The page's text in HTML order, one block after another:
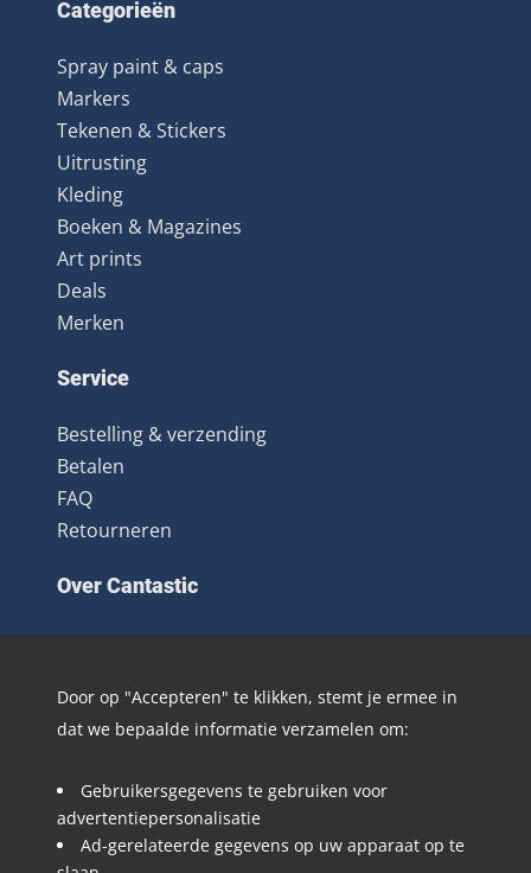
Categorieën
Spray paint & caps
Markers
Tekenen & Stickers
Uitrusting
Kleding
Boeken & Magazines
Art prints
Deals
Merken
Service
Bestelling & verzending
Betalen
FAQ
Retourneren
Over Cantastic
Over ons
Algemene voorwaarden
Nieuwsbrief
Blog
Volg @Cantastic.nl en #TeamJoopie
Door op "Accepteren" te klikken, stemt je ermee in
dat we bepaalde informatie verzamelen om:
Gebruikersgegevens te gebruiken voor
advertentiepersonalisatie
Ad-gerelateerde gegevens op uw apparaat op te